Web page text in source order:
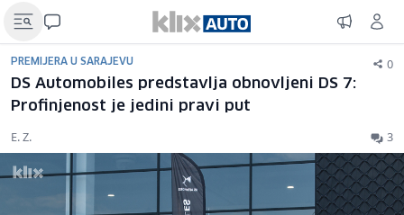
PREMIJERA U SARAJEVU 0
DS Automobiles predstavlja obnovljeni DS 7:
Profinjenost je jedini pravi put
E. Z. 3